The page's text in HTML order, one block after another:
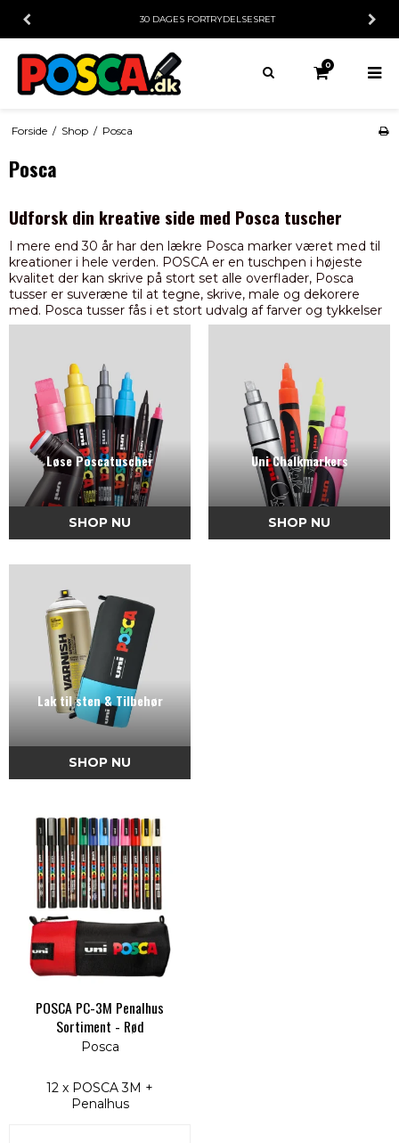
30 DAGES FORTRYDELSESRET
0
Forside / Shop / Posca
Posca
Udforsk din kreative side med Posca tuscher
I mere end 30 år har den lækre Posca marker været med til
kreationer i hele verden. POSCA er en tuschpen i højeste
kvalitet der kan skrive på stort set alle overflader, Posca
tusser er suveræne til at tegne, skrive, male og dekorere
med. Posca tusser fås i et stort udvalg af farver og tykkelser
Løse Poscatuscher
SHOP NU
Uni Chalkmarkers
SHOP NU
Lak til sten & Tilbehør
SHOP NU
POSCA PC-3M Penalhus
Sortiment - Rød
Posca
12 x POSCA 3M +
Penalhus